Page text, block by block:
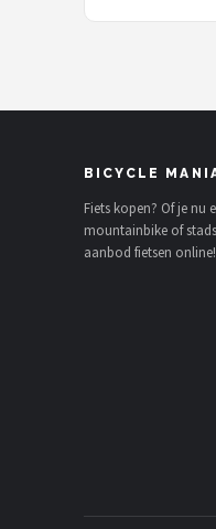
BICYCLE
Fiets kopen? Of je nu
mountainbike of
aanbod fietsen online!